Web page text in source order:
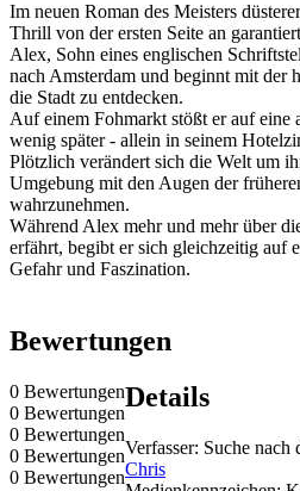
Im neuen Roman des Meisters
Thrill von der ersten Seite an
Alex, Sohn eines englischen
nach Amsterdam und beginnt mit der
die Stadt zu entdecken.
Auf einem Fohmarkt stößt er auf eine
wenig später - allein in seinem
Plötzlich verändert sich die Welt um
Umgebung mit den Augen der
wahrzunehmen.
Während Alex mehr und mehr über
erfährt, begibt er sich gleichzeitig auf
Gefahr und Faszination.
Bewertungen
0 Bewertungen
0 Bewertungen
0 Bewertungen
0 Bewertungen
0 Bewertungen
Details
Verfasser: Suche nach
Chris